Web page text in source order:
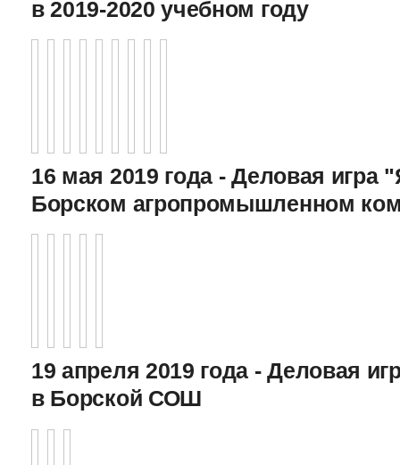
в 2019-2020 учебном году
16 мая 2019 года - Деловая игра
Борском агропромышленном
19 апреля 2019 года - Деловая
в Борской СОШ